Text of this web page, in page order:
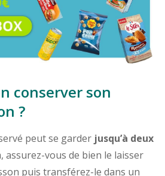
conserver son
?
peut se garder jusqu’à deux
assurez-vous de bien le laisser
puis transférez-le dans un